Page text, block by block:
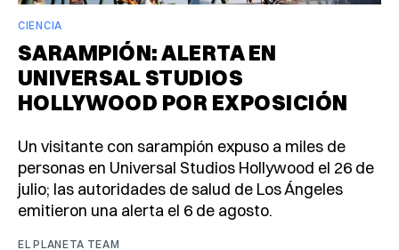
CIENCIA
SARAMPIÓN: ALERTA EN
UNIVERSAL STUDIOS
HOLLYWOOD POR EXPOSICIÓN
Un visitante con sarampión expuso a miles de
personas en Universal Studios Hollywood el 26 de
julio; las autoridades de salud de Los Ángeles
emitieron una alerta el 6 de agosto.
EL PLANETA TEAM